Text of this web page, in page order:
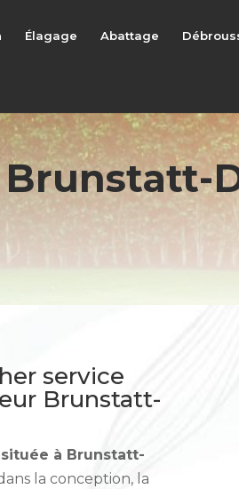
Élagage Abattage
service
Brunstatt-
à Brunstatt-
la conception, la